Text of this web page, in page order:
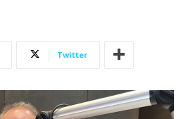
Twitter